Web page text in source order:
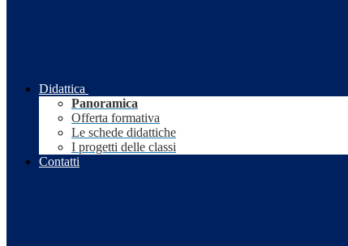
Didattica
Panoramica
Offerta formativa
Le schede didattiche
I progetti delle classi
Contatti